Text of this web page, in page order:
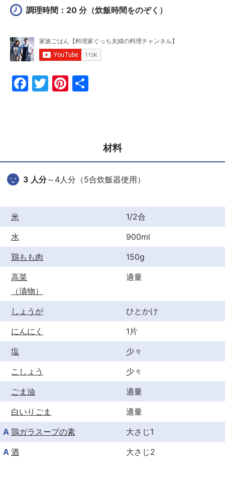
調理時間：20 分（炊飯時間をのぞく）
F
o
o
T
Pi
材料
3 人分～4人分（5合炊飯器使用）
米
1/2合
水
900ml
鶏もも肉
150g
高菜
（漬物）
適量
しょうが
ひとかけ
にんにく
1片
塩
少々
こしょう
少々
ごま油
適量
白いりごま
適量
A 鶏ガラスープの素
大さじ1
A 酒 大さじ2